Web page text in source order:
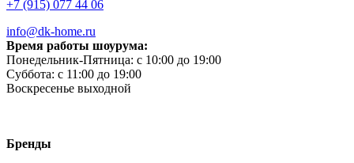
+7 (915) 077 44 06
info@dk-home.ru
Время работы шоурума:
Понедельник-Пятница: c 10:00 до 19:00
Суббота: c 11:00 до 19:00
Воскресенье выходной
Бренды